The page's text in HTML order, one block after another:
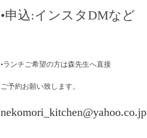
•申込:インスタDMなど
•ランチご希望の方は森先生へ直接
ご予約お願い致します。
nekomori_kitchen@yahoo.co.jp